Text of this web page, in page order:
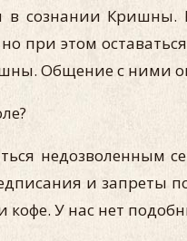
в сознании
при этом
Общение с ними
недозволенным
и запреты
У нас нет